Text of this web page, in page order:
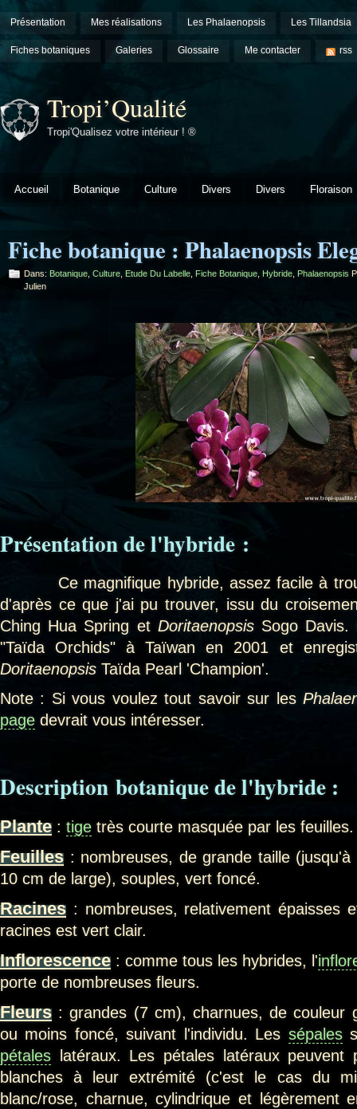
Présentation Mes réalisations Les Phalaenopsis Les Tillandsia
Fiches botaniques Galeries Glossaire Me contacter rss
Tropi’Qualité
Tropi'Qualisez votre intérieur ! ®
Accueil Botanique Culture Divers Divers Floraison
Fiche botanique : Phalaenopsis
Dans: Botanique Culture Etude Du Labelle Fiche Botanique Hybride Phalaenopsis
Julien
Présentation de l'hybride :
Ce magnifique hybride, assez facile à
d'après ce que j'ai pu trouver, issu du
Ching Hua Spring et DoritaenopsisSogo Davis.
"Taïda Orchids" à Taïwan en 2001 et
Doritaenopsis Taïda Pearl 'Champion'.
Note : Si vous voulez tout savoir sur les
page devrait vous intéresser.
Description botanique de l'hybride :
Plante : tige très courte masquée par les feuilles.
Feuilles : nombreuses, de grande taille
10 cm de large), souples, vert foncé.
Racines : nombreuses, relativement épaisses
racines est vert clair.
Inflorescence : comme tous les hybrides, l'
porte de nombreuses fleurs.
Fleurs : grandes (7 cm), charnues, de couleur
ou moins foncé, suivant l'individu. Les sépales
pétales latéraux. Les pétales latéraux peuvent
blanches à leur extrémité (c'est le cas du
blanc/rose, charnue, cylindrique et légèrement